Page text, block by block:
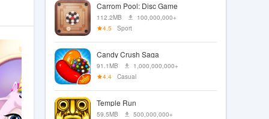
Carrom Pool: Disc Game
112.2MB
100,000,000+
4.5
Sport
Candy Crush Saga
91.1MB
1,000,000,000+
4.4
Casual
Temple Run
59.5MB
500,000,000+